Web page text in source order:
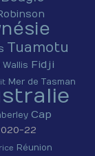
Tuamotu
Wallis Fidji
Mer de Tasman
Cap
22
Réunion